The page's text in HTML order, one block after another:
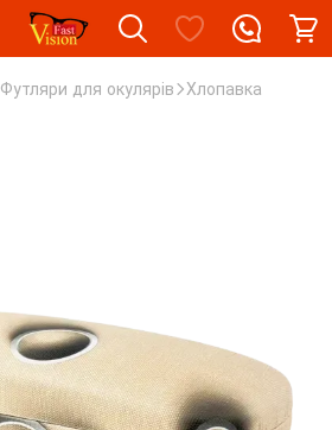
Футляри для окулярів Хлопавка